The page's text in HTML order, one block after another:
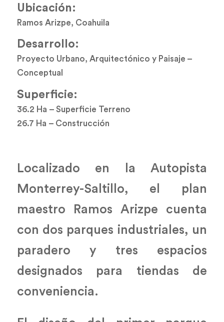
Ubicación:
Ramos Arizpe, Coahuila
Desarrollo:
Proyecto Urbano, Arquitectónico y Paisaje –
Conceptual
Superficie:
36.2 Ha – Superficie Terreno
26.7 Ha – Construcción
Localizado en la Autopista
Monterrey-Saltillo, el plan
maestro Ramos Arizpe cuenta
con dos parques industriales, un
paradero y tres espacios
designados para tiendas de
conveniencia.